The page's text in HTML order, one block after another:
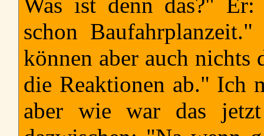
Was ist denn das?"
schon
können aber auch
die Reaktionen ab." Ich
aber wie war das